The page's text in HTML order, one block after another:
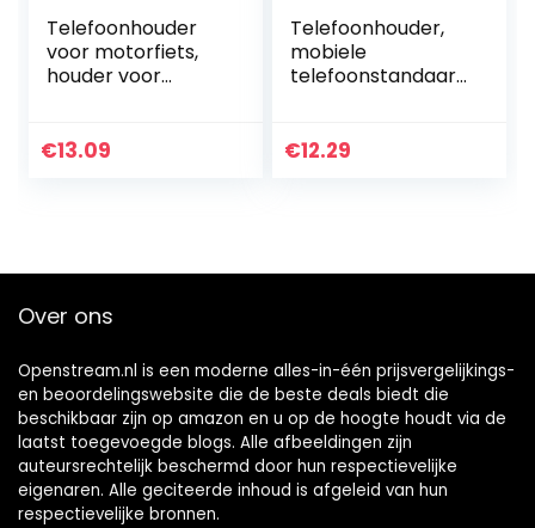
Telefoonhouder
voor motorfiets,
houder voor
Duurzaam zwart
€13.09
Telefoonhouder,
mobiele
telefoonstandaard
tablets
€12.29
Over ons
Openstream.nl is een moderne alles-in-één prijsvergelijkings-
en beoordelingswebsite die de beste deals biedt die
beschikbaar zijn op amazon en u op de hoogte houdt via de
laatst toegevoegde blogs. Alle afbeeldingen zijn
auteursrechtelijk beschermd door hun respectievelijke
eigenaren. Alle geciteerde inhoud is afgeleid van hun
respectievelijke bronnen.